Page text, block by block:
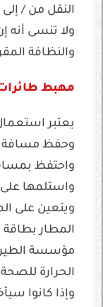
النقل من /
ولا تنسى أنه
والنظافة
مهبط
يعتبر
وحفظ مسافة
واحتفظ
واستلمها
ويتعين على
المطار
مؤسسة
الحرارة
وإذا كانوا